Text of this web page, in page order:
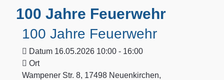
100 Jahre Feuerwehr
100 Jahre Feuerwehr
Datum 16.05.2026 10:00 - 16:00
Ort
Wampener Str. 8, 17498 Neuenkirchen,